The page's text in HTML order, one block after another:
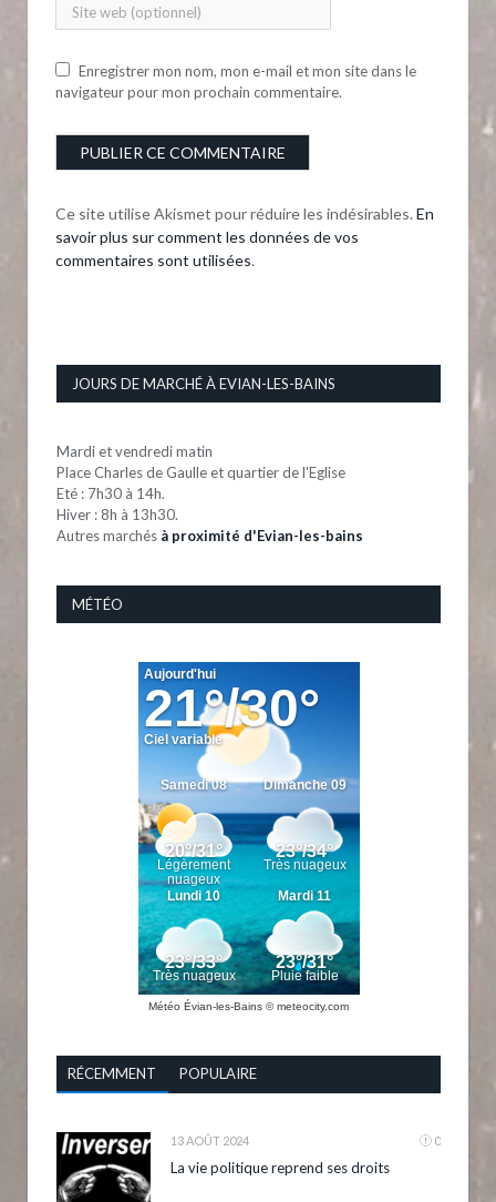
Enregistrer mon nom, mon e-mail et mon site dans le
navigateur pour mon prochain commentaire.
Ce site utilise Akismet pour réduire les indésirables. En
savoir plus sur comment les données de vos
commentaires sont utilisées.
JOURS DE MARCHÉ À EVIAN-LES-BAINS
Mardi et vendredi matin
Place Charles de Gaulle et quartier de l'Eglise
Eté : 7h30 à 14h.
Hiver : 8h à 13h30.
Autres marchés à proximité d'Evian-les-bains
MÉTÉO
Météo Évian-les-Bains © meteocity.com
RÉCEMMENT POPULAIRE
13 AOÛT 2024 0
La vie politique reprend ses droits